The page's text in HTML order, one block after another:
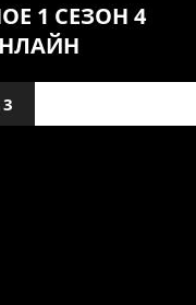
1 СЕЗОН 4